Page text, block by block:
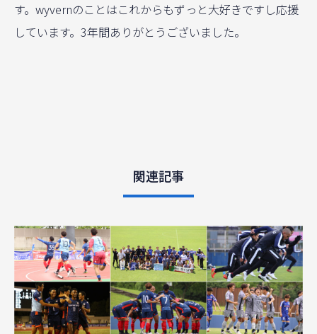
す。wyvernのことはこれからもずっと大好きですし応援
しています。3年間ありがとうございました。
関連記事